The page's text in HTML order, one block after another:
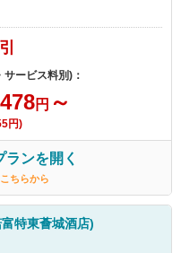
ービス料別)：
円 ～
円)
ランを開く
ちらから
特東薈城酒店)